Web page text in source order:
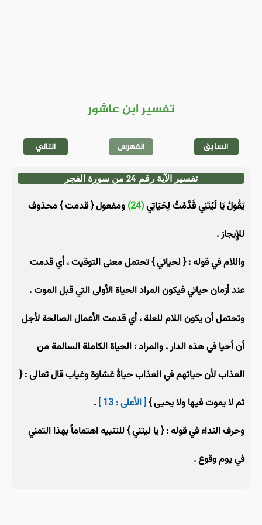
تفسير ابن عاشور
السابق الفهرس التالي
تفسير الآية رقم 24 من سورة الفجر
يَقُولُ يَا لَيْتَنِي قَدَّمْتُ لِحَيَاتِي(24)
ومفعول { قدمت } محذوف
للإِيجاز .
واللام في قوله : { لحياتي } تحتمل معنى التوقيت ، أي قدمت
عند أزمان حياتي فيكون المراد الحياة الأولى التي قبل الموت .
وتحتمل أن يكون اللام للعلة ، أي قدمت الأعمال الصالحة لأجل
أن أحيا في هذه الدار . والمراد : الحياة الكاملة السالمة من
العذاب لأن حياتهم في العذاب حياةُ غشاوة وغياب قال تعالى : {
ثم لا يموت فيها ولا يحيى }[ الأعلى : 13 ]
.
وحرف النداء في قوله : { يا ليتني } للتنبيه اهتماماً بهذا التمني
في يوم وقوع .